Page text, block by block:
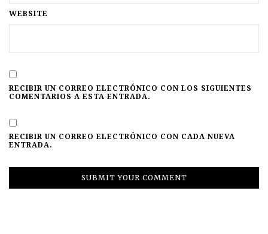
WEBSITE
RECIBIR UN CORREO ELECTRÓNICO CON LOS SIGUIENTES
COMENTARIOS A ESTA ENTRADA.
RECIBIR UN CORREO ELECTRÓNICO CON CADA NUEVA
ENTRADA.